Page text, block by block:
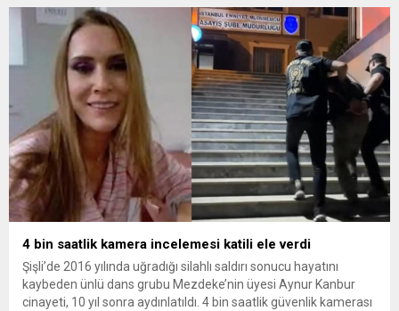
bulunan Dorukhan Büyükışık’a ilişkin yeniden açılan
soruşturmada tutuklamalar genişliyor. Son olarak dönemin...
4 bin saatlik kamera incelemesi katili ele verdi
Şişli’de 2016 yılında uğradığı silahlı saldırı sonucu hayatını
kaybeden ünlü dans grubu Mezdeke’nin üyesi Aynur Kanbur
cinayeti, 10 yıl sonra aydınlatıldı. 4 bin saatlik güvenlik kamerası